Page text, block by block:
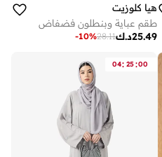
هيا كلوزيت
طقم عباية وبنطلون فضفاض
د.ك25.49
28.11
-10%
04: 25:00